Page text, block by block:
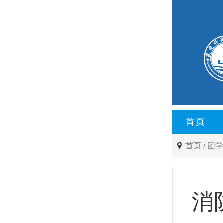
首页
首页 / 团
消